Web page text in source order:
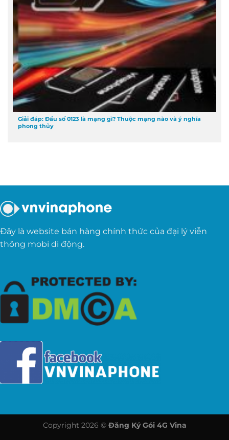
Giải đáp: Đầu số 0123 là mạng gì? Thuộc mạng nào và ý nghĩa
phong thủy
Đây là website bán hàng chính thức của đại lý viễn
thông mobi di động.
Copyright 2026 © Đăng Ký Gói 4G Vina